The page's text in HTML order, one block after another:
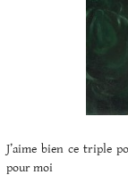
J’aime bien ce triple
pour moi